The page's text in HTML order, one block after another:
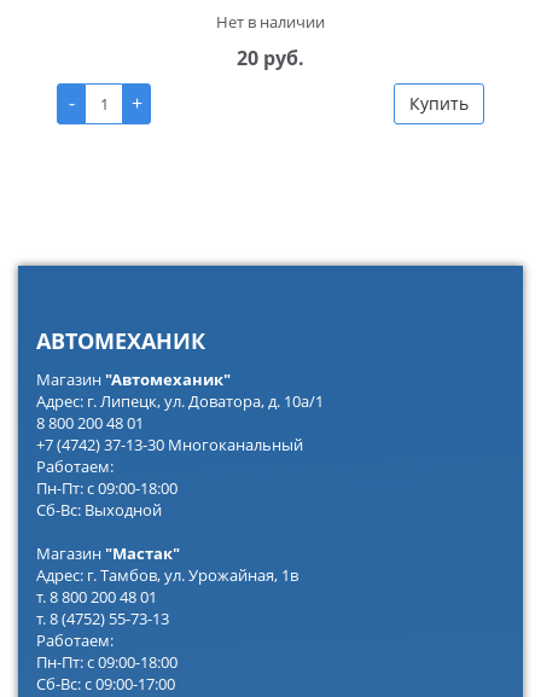
Нет в наличии
20 руб.
-
+ Купить
АВТОМЕХАНИК
Магазин"Автомеханик"
Адрес: г. Липецк, ул. Доватора, д. 10а/1
8 800 200 48 01
+7 (4742) 37-13-30 Многоканальный
Работаем:
Пн-Пт: с 09:00-18:00
Сб-Вс: Выходной
Магазин"Мастак"
Адрес: г. Тамбов, ул. Урожайная, 1в
т. 8 800 200 48 01
т. 8 (4752) 55-73-13
Работаем:
Пн-Пт: с 09:00-18:00
Сб-Вс: с 09:00-17:00